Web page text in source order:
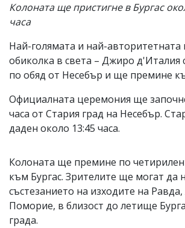
Колоната ще пристигне в Бургас
часа
Най-голямата и най-авторитетната
обиколка в света – Джиро д'Италия
по обяд от Несебър и ще премине
Официалната церемония ще
часа от Стария град на Несебър.
даден около 13:45 часа.
Колоната ще премине по
към Бургас. Зрителите ще могат да
състезанието на изходите на
Поморие, в близост до летище
града.